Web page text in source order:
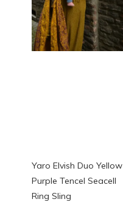
Yaro Elvish Duo Yellow
Purple Tencel Seacell
Ring Sling